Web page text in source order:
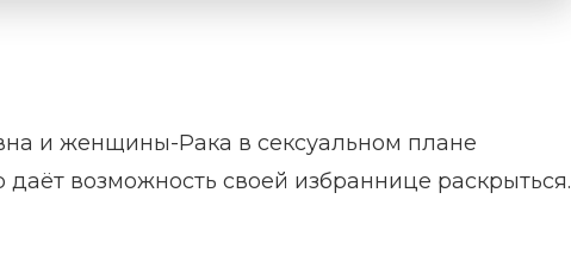
и женщины-Рака в сексуальном плане
возможность своей избраннице раскрыться.